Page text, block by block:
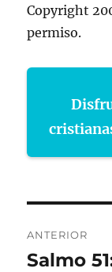
Copyright
permiso.
de
ANTERIOR
Entrada
Salmo